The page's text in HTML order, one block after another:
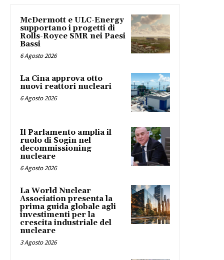
McDermott e ULC-Energy
supportano i progetti di
Rolls-Royce SMR nei Paesi
Bassi
6 Agosto 2026
La Cina approva otto
nuovi reattori nucleari
6 Agosto 2026
Il Parlamento amplia il
ruolo di Sogin nel
decommissioning
nucleare
6 Agosto 2026
La World Nuclear
Association presenta la
prima guida globale agli
investimenti per la
crescita industriale del
nucleare
3 Agosto 2026